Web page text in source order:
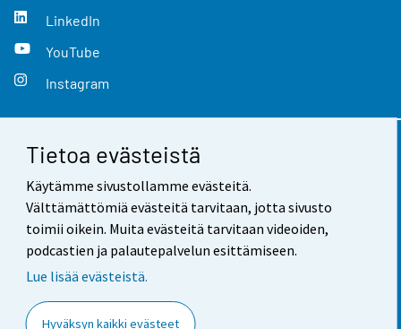
Tietoa evästeistä
Käytämme sivustollamme evästeitä.
Välttämättömiä evästeitä tarvitaan, jotta sivusto
toimii oikein. Muita evästeitä tarvitaan videoiden,
podcastien ja palautepalvelun esittämiseen.
Lue lisää evästeistä.
Hyväksyn kaikki evästeet
LinkedIn
YouTube
Instagram
Yhteystiedot
Palaute
Käyttöehdot
Saavutettavuus